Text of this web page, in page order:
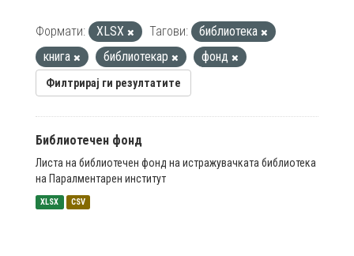
Формати: XLSX Тагови:
библиотека
книга
библиотекар фонд
Филтрирај ги резултатите
Библиотечен фонд
Листа на библиотечен фонд на истражувачката библиотека
на Паралментарен институт
XLSX CSV